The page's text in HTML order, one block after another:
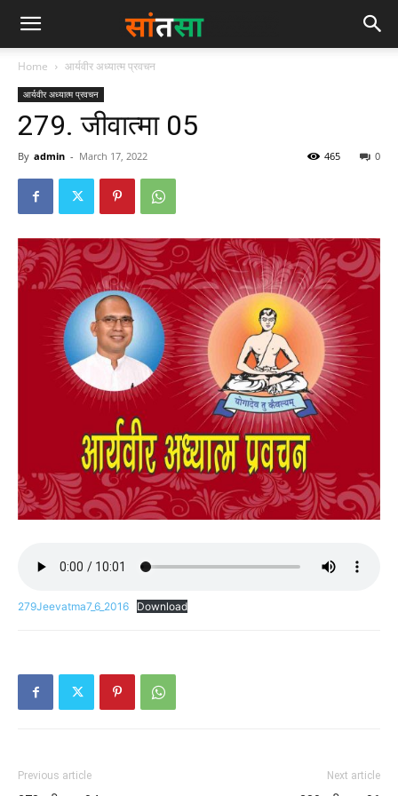
Home आर्यवीर अध्यात्म प्रवचन
आर्यवीर अध्यात्म प्रवचन
279. जीवात्मा 05
By admin - March 17, 2022 0
465
279Jeevatma7_6_2016 Download
Previous article Next article